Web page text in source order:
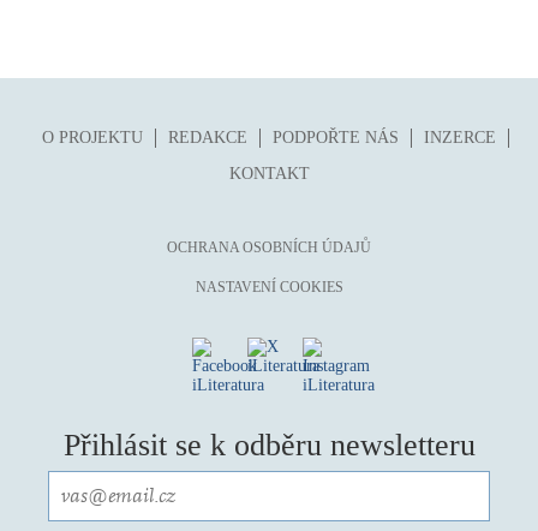
O PROJEKTU REDAKCE PODPOŘTE NÁS
INZERCE
KONTAKT
OCHRANA OSOBNÍCH ÚDAJŮ
NASTAVENÍ COOKIES
Přihlásit se k odběru newsletteru